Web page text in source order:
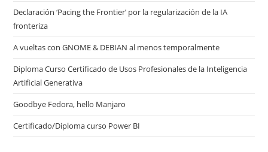
Declaración ‘Pacing the Frontier’ por la regularización de la IA
fronteriza
A vueltas con GNOME & DEBIAN al menos temporalmente
Diploma Curso Certificado de Usos Profesionales de la Inteligencia
Artificial Generativa
Goodbye Fedora, hello Manjaro
Certificado/Diploma curso Power BI